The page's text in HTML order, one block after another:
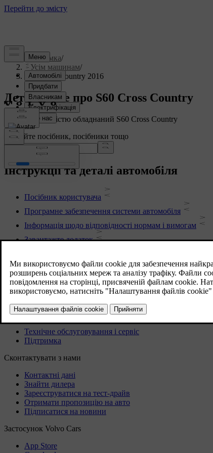
Підтримка/
Усім машинам/
S60 Cross Country 2016
Детальніше про S60 Cross Country
Показати повністю обладнаний S60 Cross Country
Шукайте посібник, посібники тощо
Інструкції та деталі автомобіля
Посібник користувача
Програмне забезпечення системи автомобіля
Інформація щодо відповідності нормам і вимогам
Завантажте додаток